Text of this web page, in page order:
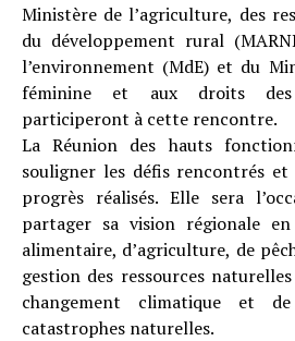
Ministère de l’agriculture, des
du développement rural
l’environnement (MdE) et du
féminine et aux droits des
participeront à cette rencontre.
La Réunion des hauts
souligner les défis rencontrés
progrès réalisés. Elle sera
partager sa vision régionale
alimentaire, d’agriculture, de
gestion des ressources
changement climatique et
catastrophes naturelles.